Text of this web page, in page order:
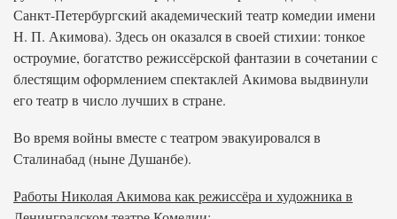
Санкт-Петербургский академический театр комедии имени
Н. П. Акимова). Здесь он оказался в своей стихии: тонкое
остроумие, богатство режиссёрской фантазии в сочетании с
блестящим оформлением спектаклей Акимова выдвинули
его театр в число лучших в стране.
Во время войны вместе с театром эвакуировался в
Сталинабад (ныне Душанбе).
Работы Николая Акимова как режиссёра и художника в